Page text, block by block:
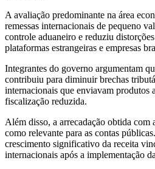
A avaliação predominante na área
remessas internacionais de pequeno
controle aduaneiro e reduziu
plataformas estrangeiras e empresas
Integrantes do governo argumentam
contribuiu para diminuir brechas
internacionais que enviavam produtos
fiscalização reduzida.
Além disso, a arrecadação obtida com
como relevante para as contas
crescimento significativo da receita
internacionais após a implementação